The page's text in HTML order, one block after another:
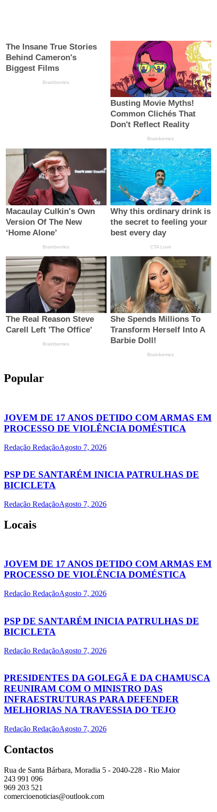
Popular
JOVEM DE 17 ANOS DETIDO COM ARMAS EM
PROCESSO DE VIOLÊNCIA DOMÉSTICA
Redação RedaçãoAgosto 7, 2026
PSP DE SANTARÉM INICIA PATRULHAS DE
BICICLETA
Redação RedaçãoAgosto 7, 2026
Locais
JOVEM DE 17 ANOS DETIDO COM ARMAS EM
PROCESSO DE VIOLÊNCIA DOMÉSTICA
Redação RedaçãoAgosto 7, 2026
PSP DE SANTARÉM INICIA PATRULHAS DE
BICICLETA
Redação RedaçãoAgosto 7, 2026
PRESIDENTES DA GOLEGÃ E DA CHAMUSCA
REUNIRAM COM O MINISTRO DAS
INFRAESTRUTURAS PARA DEFENDER
MELHORIAS NA TRAVESSIA DO TEJO
Redação RedaçãoAgosto 7, 2026
Contactos
Rua de Santa Bárbara, Moradia 5 - 2040-228 - Rio Maior
243 991 096
969 203 521
comercioenoticias@outlook.com